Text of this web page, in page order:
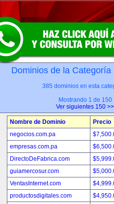
Dominios de la
385 dominios en esta
Mostrando 1 de 150
Ver siguientes 150 >>
Nombre de Dominio
Precio
negocios.com.pa
empresas.com.pa
DirectoDeFabrica.com
guiamercosur.com
VentasInternet.com
productosdigitales.com